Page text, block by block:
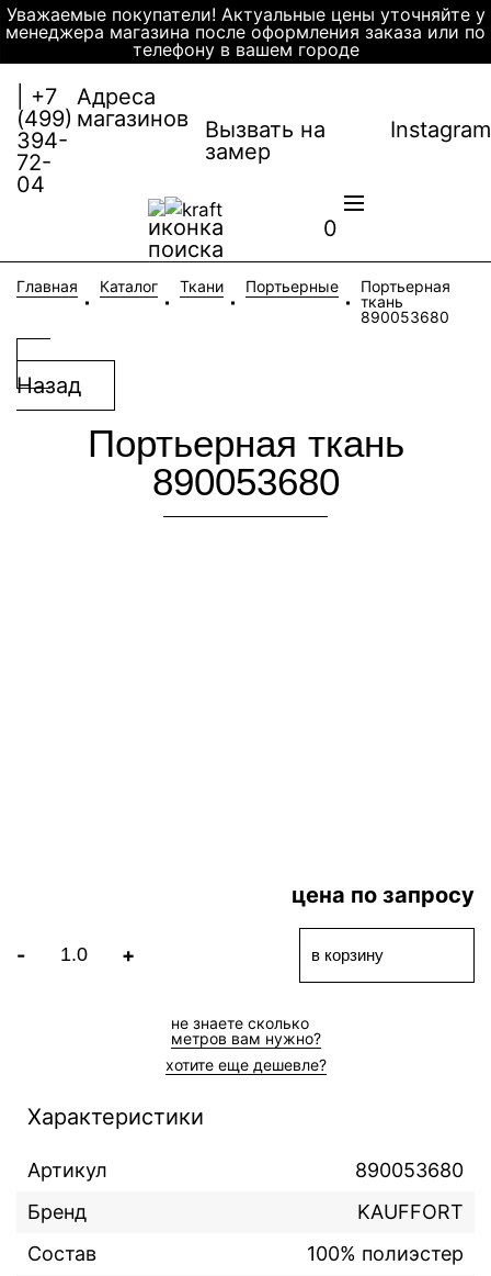
Уважаемые покупатели! Актуальные цены уточняйте у
менеджера магазина после оформления заказа или по
телефону в вашем городе
| +7
(499)
394-
72-
04
Адреса
магазинов
Вызвать на
замер
Instagram
0
Главная Каталог Ткани Портьерные
Портьерная
ткань
890053680
Назад
Портьерная ткань
890053680
цена по запросу
- + в корзину
не знаете сколькo
метров вам нужно?
хотите еще дешевле?
Характеристики
Артикул
890053680
Бренд
KAUFFORT
Состав
100% полиэстер